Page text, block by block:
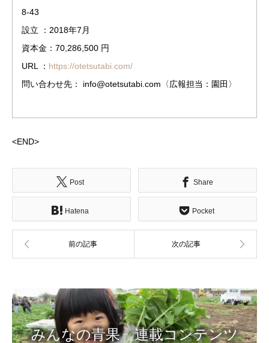
8-43
設立 ：2018年7月
資本金：70,286,500 円
URL ： https://otetsutabi.com/
問い合わせ先： info@otetsutabi.com〈広報担当：園田〉
<END>
Post Share
Hatena Pocket
みんなの青果 連載コンテンツ